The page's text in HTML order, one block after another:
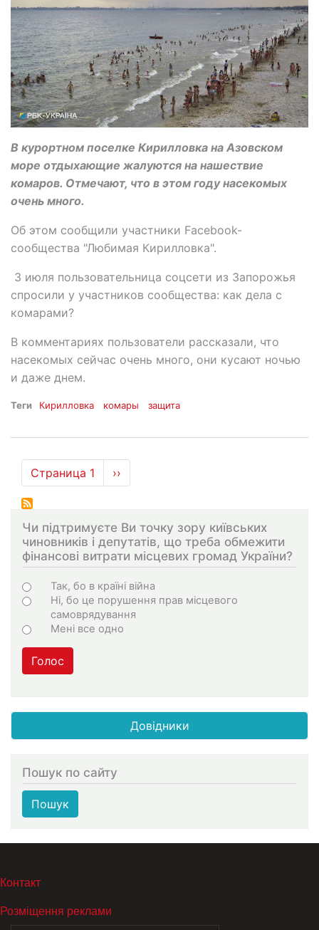
В курортном поселке Кирилловка на Азовском
море отдыхающие жалуются на нашествие
комаров. Отмечают, что в этом году насекомых
очень много.
Об этом сообщили участники Facebook-
сообщества "Любимая Кирилловка".
3 июля пользовательница соцсети из Запорожья
спросили у участников сообщества: как дела с
комарами?
В комментариях пользователи рассказали, что
насекомых сейчас очень много, они кусают ночью
и даже днем.
Теги Кирилловка комары защита
Нумерация
страниц
Страница 1
Следующая
страница
››
Чи підтримуєте Ви точку зору київських
чиновників і депутатів, що треба обмежити
фінансові витрати місцевих громад України?
Choices
Так, бо в країні війна
Ні, бо це порушення прав місцевого
самоврядування
Мені все одно
Голос
Довідники
Пошук по сайту
Пошук
МЕНЮ В ПОДВАЛЕ
Контакт
Розміщення реклами